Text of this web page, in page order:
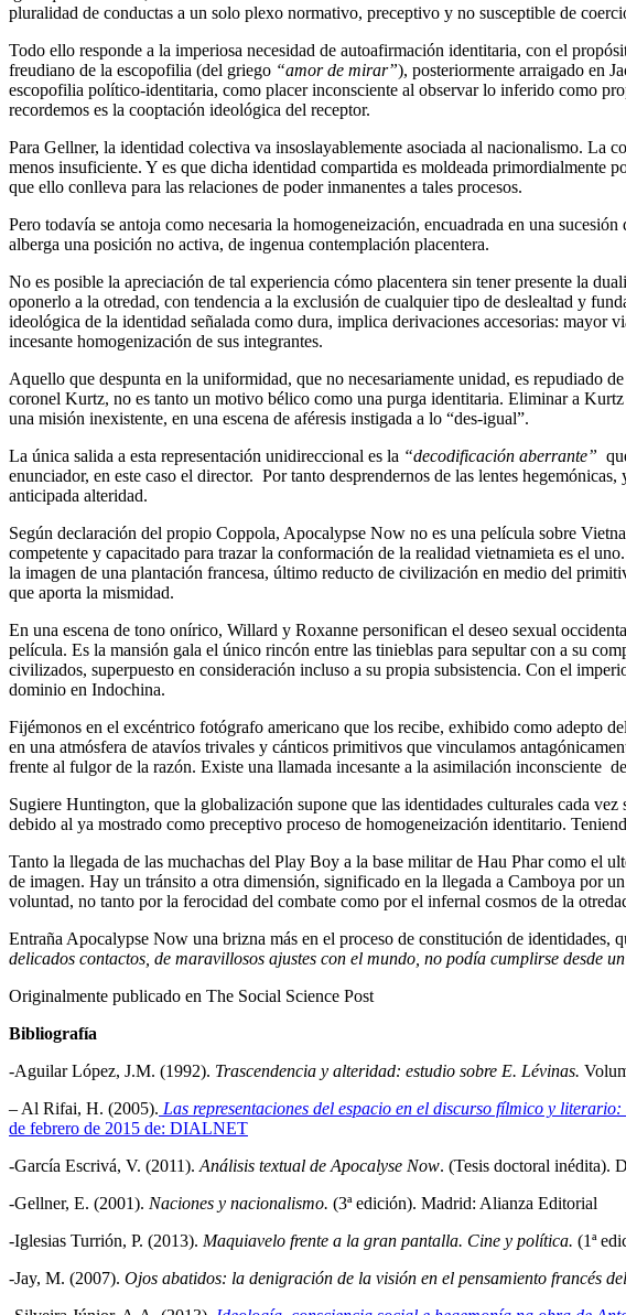
pluralidad de conductas a un solo plexo normativo, preceptivo y no susceptible de
Todo ello responde a la imperiosa necesidad de autoafirmación identitaria, con el
freudiano de la escopofilia (del griego “amor de mirar”), posteriormente arraigado en
escopofilia político-identitaria, como placer inconsciente al observar lo inferido como
recordemos es la cooptación ideológica del receptor.
Para Gellner, la identidad colectiva va insoslayablemente asociada al nacionalismo. La
menos insuficiente. Y es que dicha identidad compartida es moldeada
que ello conlleva para las relaciones de poder inmanentes a tales procesos.
Pero todavía se antoja como necesaria la homogeneización, encuadrada en una
alberga una posición no activa, de ingenua contemplación placentera.
No es posible la apreciación de tal experiencia cómo placentera sin tener presente la
oponerlo a la otredad, con tendencia a la exclusión de cualquier tipo de deslealtad y
ideológica de la identidad señalada como dura, implica derivaciones accesorias:
incesante homogenización de sus integrantes.
Aquello que despunta en la uniformidad, que no necesariamente unidad, es repudiado
coronel Kurtz, no es tanto un motivo bélico como una purga identitaria. Eliminar a
una misión inexistente, en una escena de aféresis instigada a lo “des-igual”.
La única salida a esta representación unidireccional es la “decodificación aberrante”
enunciador, en este caso el director. Por tanto desprendernos de las lentes
anticipada alteridad.
Según declaración del propio Coppola, Apocalypse Now no es una película sobre
competente y capacitado para trazar la conformación de la realidad vietnamieta es el
la imagen de una plantación francesa, último reducto de civilización en medio del
que aporta la mismidad.
En una escena de tono onírico, Willard y Roxanne personifican el deseo sexual
película. Es la mansión gala el único rincón entre las tinieblas para sepultar con a su
civilizados, superpuesto en consideración incluso a su propia subsistencia. Con el
dominio en Indochina.
Fijémonos en el excéntrico fotógrafo americano que los recibe, exhibido como adepto
en una atmósfera de atavíos trivales y cánticos primitivos que vinculamos
frente al fulgor de la razón. Existe una llamada incesante a la asimilación inconsciente
Sugiere Huntington, que la globalización supone que las identidades culturales cada
debido al ya mostrado como preceptivo proceso de homogeneización identitario.
Tanto la llegada de las muchachas del Play Boy a la base militar de Hau Phar como el
de imagen. Hay un tránsito a otra dimensión, significado en la llegada a Camboya por
voluntad, no tanto por la ferocidad del combate como por el infernal cosmos de la
Entraña Apocalypse Now una brizna más en el proceso de constitución de identidades,
delicados contactos, de maravillosos ajustes con el mundo, no podía cumplirse desde
Originalmente publicado en The Social Science Post
Bibliografía
-Aguilar López, J.M. (1992). Trascendencia y alteridad: estudio sobre E. Lévinas.
– Al Rifai, H. (2005). Las representaciones del espacio en el discurso fílmico y
de febrero de 2015 de: DIALNET
-García Escrivá, V. (2011). Análisis textual de Apocalyse Now. (Tesis doctoral inédita).
-Gellner, E. (2001). Naciones y nacionalismo. (3ª edición). Madrid: Alianza Editorial
-Iglesias Turrión, P. (2013). Maquiavelo frente a la gran pantalla. Cine y política. (1ª
-Jay, M. (2007). Ojos abatidos: la denigración de la visión en el pensamiento francés